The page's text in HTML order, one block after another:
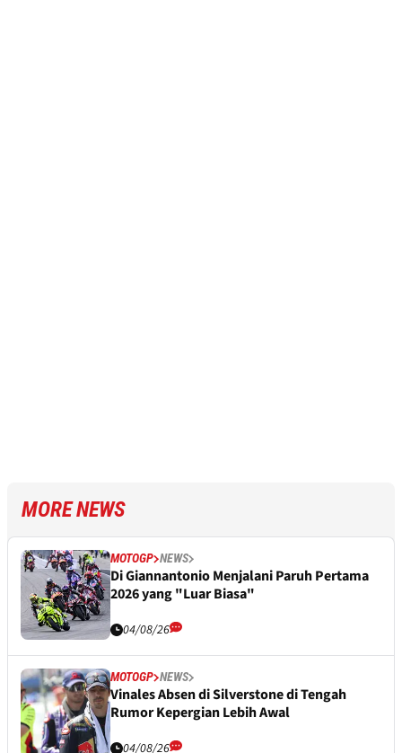
MORE NEWS
MOTOGP NEWS
Di Giannantonio Menjalani Paruh Pertama
2026 yang "Luar Biasa"
04/08/26
MOTOGP NEWS
Vinales Absen di Silverstone di Tengah
Rumor Kepergian Lebih Awal
04/08/26